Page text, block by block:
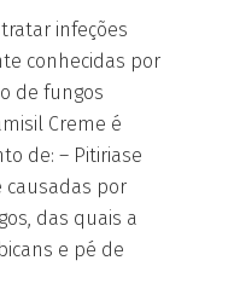
infeções
conhecidas por
de fungos
Creme é
de: – Pitiriase
causadas por
das quais a
e pé de